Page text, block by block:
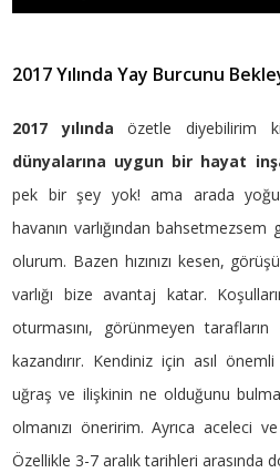
2017 Yılında Yay Burcunu
2017 yılında özetle diyebilirim
dünyalarına uygun bir hayat
pek bir şey yok! ama arada
havanın varlığından
olurum. Bazen hızınızı kesen,
varlığı bize avantaj katar.
oturmasını, görünmeyen
kazandırır. Kendiniz için asıl
uğraş ve ilişkinin ne olduğunu
olmanızı öneririm. Ayrıca aceleci ve
Özellikle 3-7 aralık tarihleri arasında